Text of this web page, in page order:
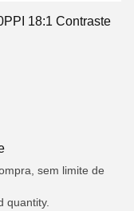
18:1 Contraste
sem limite de
quantity.